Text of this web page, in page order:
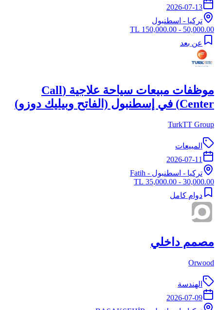
2026-07-13
تركيا - اسطنبول
50,000.00 - 150,000.00 TL
عن بعد
موظفات مبيعات سياحة علاجية (Call
Center) في إسطنبول (الفاتح وبيليك دوزو)
TurkTT Group
المبيعات
2026-07-11
تركيا - اسطنبول - Fatih
30,000.00 - 35,000.00 TL
دوام كامل
مصمم داخلي
Orwood
الهندسة
2026-07-09